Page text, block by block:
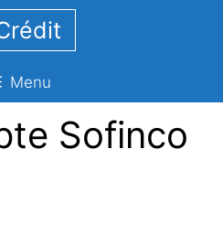
Menu
Sofinco